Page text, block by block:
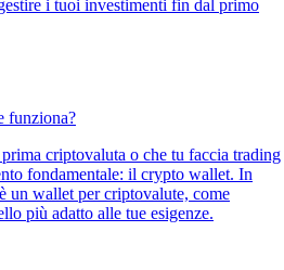
i tuoi investimenti fin dal primo
funziona?
criptovaluta o che tu faccia trading
fondamentale: il crypto wallet. In
un wallet per criptovalute, come
più adatto alle tue esigenze.